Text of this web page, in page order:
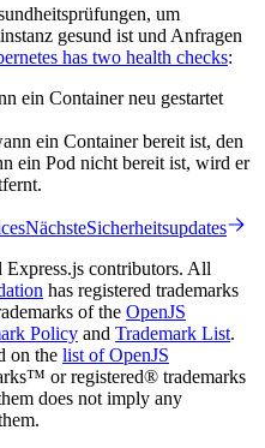
um
gesund ist und Anfragen
has two health checks:
ein Container neu gestartet
ein Container bereit ist, den
ein Pod nicht bereit ist, wird er
NächsteSicherheitsupdates
Express.js contributors. All
has registered trademarks
of the OpenJS
Policy and Trademark List.
on the list of OpenJS
or registered® trademarks
does not imply any